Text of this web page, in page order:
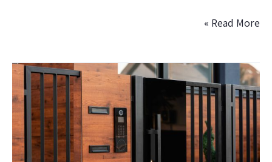
Read More »
מערכת
אינטרקום
אלחוטית